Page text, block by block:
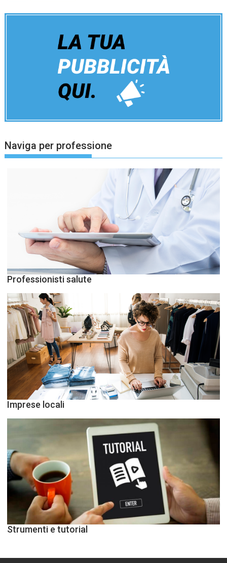
Naviga per professione
Professionisti salute
Imprese locali
Strumenti e tutorial